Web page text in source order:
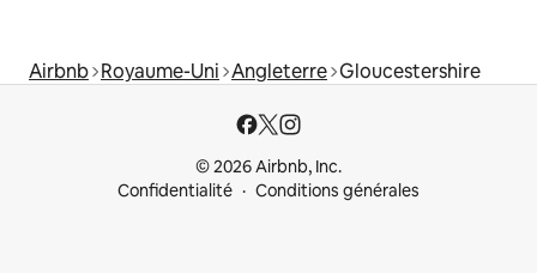
Airbnb Royaume-Uni Angleterre Gloucestershire
© 2026 Airbnb, Inc.
Confidentialité
Conditions générales